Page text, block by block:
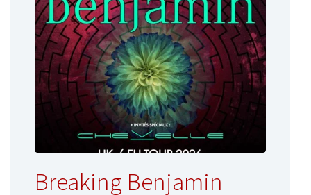
Breaking Benjamin